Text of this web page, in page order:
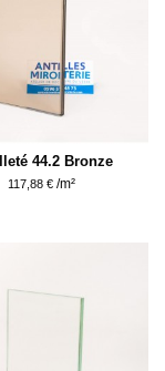
44.2 Bronze
117,88 € /m²